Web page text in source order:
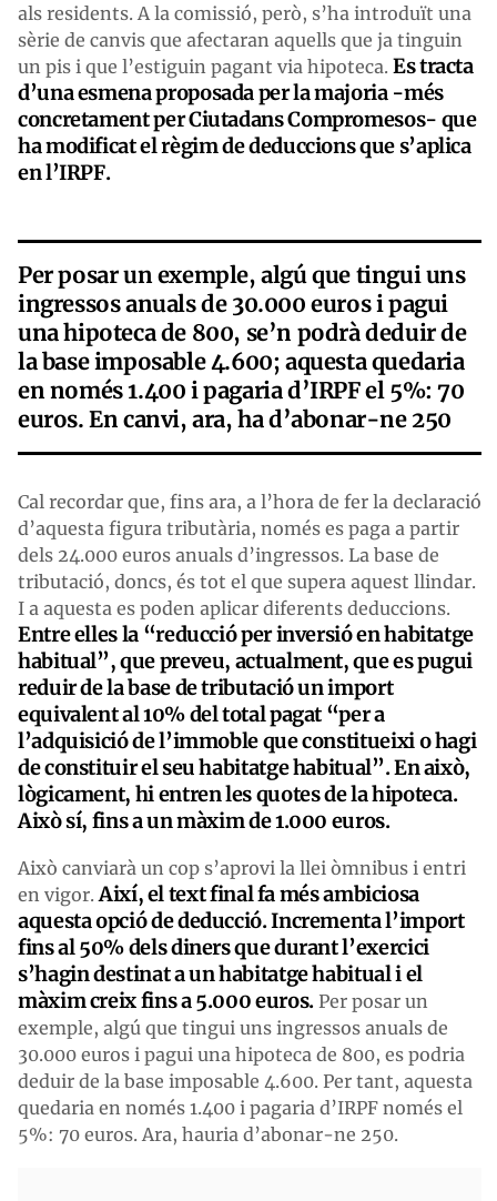
als residents. A la comissió, però, s’ha introduït una
sèrie de canvis que afectaran aquells que ja tinguin
un pis i que l’estiguin pagant via hipoteca. Es tracta
d’una esmena proposada per la majoria -més
concretament per Ciutadans Compromesos- que
ha modificat el règim de deduccions que s’aplica
en l’IRPF.
Per posar un exemple, algú que tingui uns
ingressos anuals de 30.000 euros i pagui
una hipoteca de 800, se’n podrà deduir de
la base imposable 4.600; aquesta quedaria
en només 1.400 i pagaria d’IRPF el 5%: 70
euros. En canvi, ara, ha d’abonar-ne 250
Cal recordar que, fins ara, a l’hora de fer la declaració
d’aquesta figura tributària, només es paga a partir
dels 24.000 euros anuals d’ingressos. La base de
tributació, doncs, és tot el que supera aquest llindar.
I a aquesta es poden aplicar diferents deduccions.
Entre elles la “reducció per inversió en habitatge
habitual”, que preveu, actualment, que es pugui
reduir de la base de tributació un import
equivalent al 10% del total pagat “per a
l’adquisició de l’immoble que constitueixi o hagi
de constituir el seu habitatge habitual”. En això,
lògicament, hi entren les quotes de la hipoteca.
Això sí, fins a un màxim de 1.000 euros.
Això canviarà un cop s’aprovi la llei òmnibus i entri
en vigor. Així, el text final fa més ambiciosa
aquesta opció de deducció. Incrementa l’import
fins al 50% dels diners que durant l’exercici
s’hagin destinat a un habitatge habitual i el
màxim creix fins a 5.000 euros.Per posar un
exemple, algú que tingui uns ingressos anuals de
30.000 euros i pagui una hipoteca de 800, es podria
deduir de la base imposable 4.600. Per tant, aquesta
quedaria en només 1.400 i pagaria d’IRPF només el
5%: 70 euros. Ara, hauria d’abonar-ne 250.